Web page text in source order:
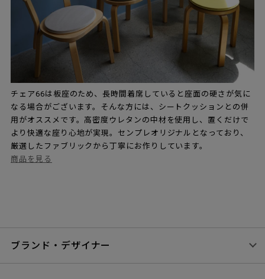
チェア66は板座のため、長時間着席していると座面の硬さが気に
なる場合がございます。そんな方には、シートクッションとの併
用がオススメです。高密度ウレタンの中材を使用し、置くだけで
より快適な座り心地が実現。センプレオリジナルとなっており、
厳選したファブリックから丁寧にお作りしています。
商品を見る
ブランド・デザイナー